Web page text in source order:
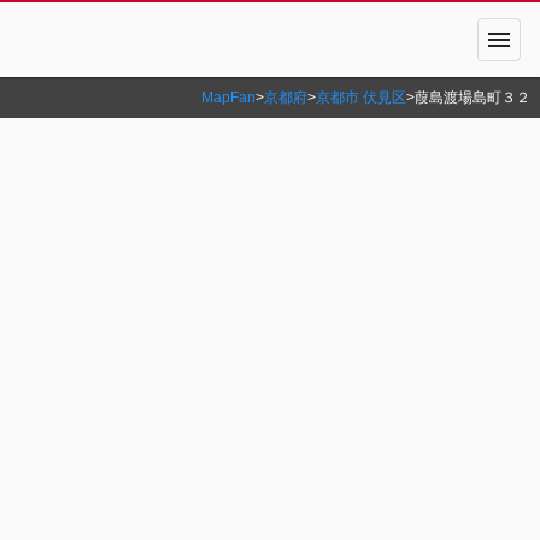
menu
MapFan>京都府>京都市 伏見区>葭島渡場島町３２